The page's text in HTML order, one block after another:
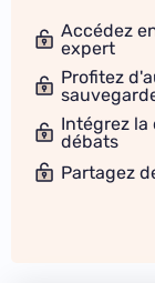
Accédez
expert
Profitez
Intégrez la
débats
Partagez